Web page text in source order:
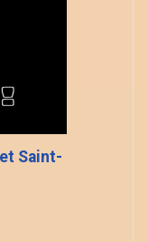
Saint-